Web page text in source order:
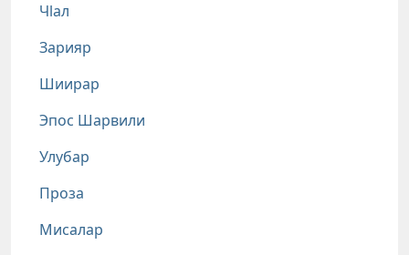
Чlал
Зарияр
Шиирар
Эпос Шарвили
Улубар
Проза
Мисалар